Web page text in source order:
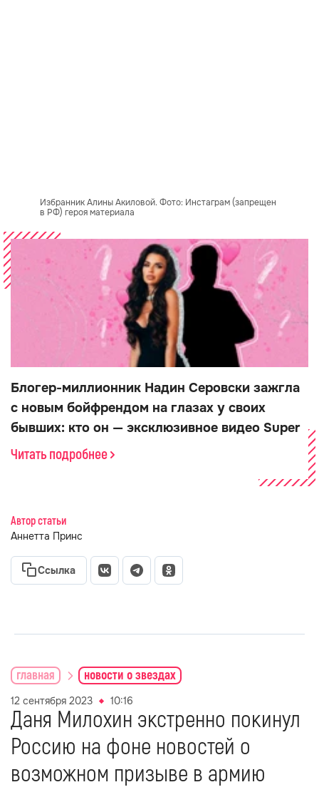
Избранник Алины Акиловой. Фото: Инстаграм (запрещен
в РФ) героя материала
Блогер-миллионник Надин Серовски зажгла
с новым бойфрендом на глазах у своих
бывших: кто он — эксклюзивное видео Super
Читать подробнее
Автор статьи
Аннетта Принс
Ссылка
главная новости о звездах
12 сентября 2023 10:16
Даня Милохин экстренно покинул
Россию на фоне новостей о
возможном призыве в армию